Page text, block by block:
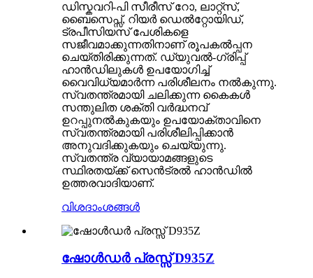
ഡിസ്കവറി-പി സീരീസ് റോ, ലാറ്റ്സ്,
ബൈസെപ്സ്, റിയർ ഡെൽറ്റോയിഡ്,
ട്രപീസിയസ് പേശികളെ
സജീവമാക്കുന്നതിനാണ് രൂപകൽപ്പന
ചെയ്തിരിക്കുന്നത്. ഡ്യുവൽ-ഗ്രിപ്പ്
ഹാൻഡിലുകൾ ഉപയോഗിച്ച്
വൈവിധ്യമാർന്ന പരിശീലനം നൽകുന്നു.
സ്വതന്ത്രമായി ചലിക്കുന്ന കൈകൾ
സന്തുലിത ശക്തി വർദ്ധനവ്
ഉറപ്പുനൽകുകയും ഉപയോക്താവിനെ
സ്വതന്ത്രമായി പരിശീലിപ്പിക്കാൻ
അനുവദിക്കുകയും ചെയ്യുന്നു.
സ്വതന്ത്ര വ്യായാമങ്ങളുടെ
സ്ഥിരതയ്ക്ക് സെൻട്രൽ ഹാൻഡിൽ
ഉത്തരവാദിയാണ്.
വിശദാംശങ്ങൾ
ഷോൾഡർ പ്രസ്സ് D935Z